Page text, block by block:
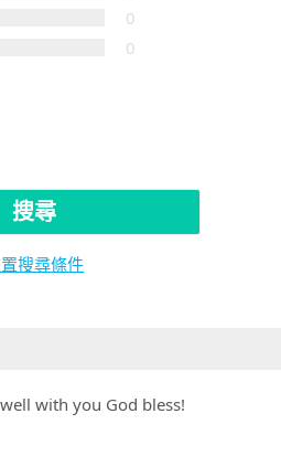
0
0
搜尋
搜尋條件
with you God bless!